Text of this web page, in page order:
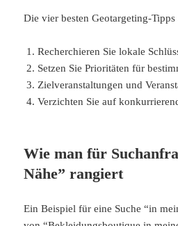
Die vier besten Geotargeting-Tipps
Recherchieren Sie lokale
Setzen Sie Prioritäten für
Zielveranstaltungen und
Verzichten Sie auf
Wie man für
Nähe” rangiert
Ein Beispiel für eine Suche“in